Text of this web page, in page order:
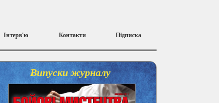
Інтерв'ю Контакти Підписка
Випуски журналу